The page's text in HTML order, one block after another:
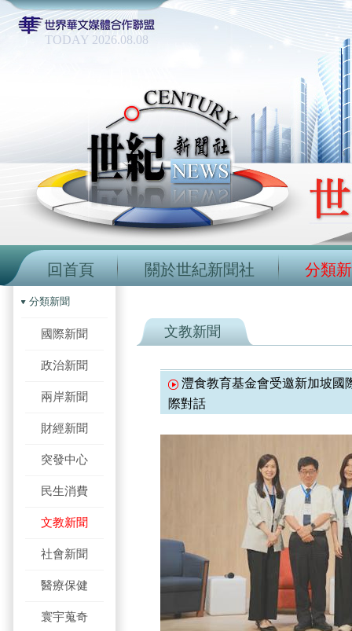
TODAY 2026.08.08
回首頁 關於世紀新聞社 分類
分類新聞
國際新聞
政治新聞
兩岸新聞
財經新聞
突發中心
民生消費
文教新聞
社會新聞
醫療保健
寰宇蒐奇
文教新聞
灃食教育基金會受邀新加坡國
際對話